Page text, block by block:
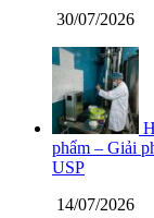
30/07/2026
phẩm – Giải
USP
14/07/2026